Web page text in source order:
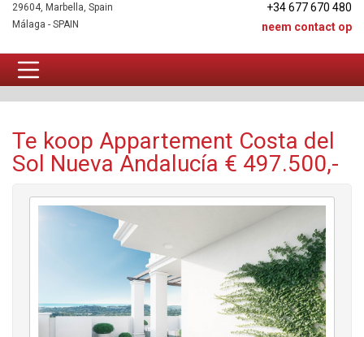
+34 677 670 480
neem contact op
29604, Marbella, Spain
Málaga - SPAIN
Te koop Appartement Costa del
Sol Nueva Andalucía € 497.500,-